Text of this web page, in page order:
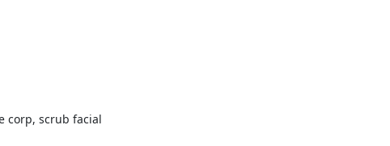
corp, scrub facial